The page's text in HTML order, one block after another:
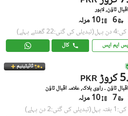
ٹاؤن, لاہور
6 10 مرلہ
پہل (تبدیلی کی گئی:22 گھنٹے پہلے)
ایم ایس کال
ٹائیٹینیم
PKR
ٹاؤن ۔ راوی بلاک, علامہ اقبال ٹاؤن
7 10 مرلہ
پہل (تبدیلی کی گئی:2 دن پہلے)